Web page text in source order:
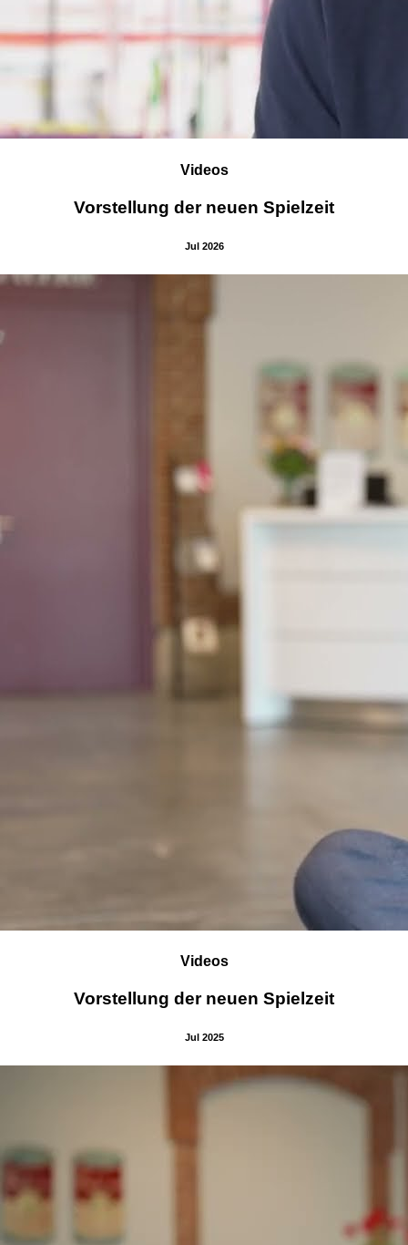
Videos
Vorstellung der neuen Spielzeit
Jul 2026
Videos
Vorstellung der neuen Spielzeit
Jul 2025